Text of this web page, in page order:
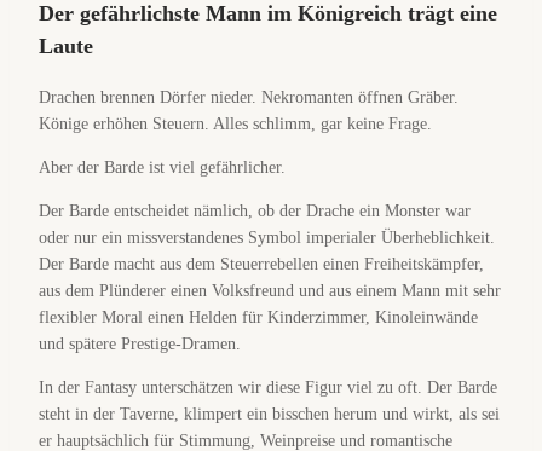
Der gefährlichste Mann im Königreich trägt eine
Laute
Drachen brennen Dörfer nieder. Nekromanten öffnen Gräber.
Könige erhöhen Steuern. Alles schlimm, gar keine Frage.
Aber der Barde ist viel gefährlicher.
Der Barde entscheidet nämlich, ob der Drache ein Monster war
oder nur ein missverstandenes Symbol imperialer Überheblichkeit.
Der Barde macht aus dem Steuerrebellen einen Freiheitskämpfer,
aus dem Plünderer einen Volksfreund und aus einem Mann mit sehr
flexibler Moral einen Helden für Kinderzimmer, Kinoleinwände
und spätere Prestige-Dramen.
In der Fantasy unterschätzen wir diese Figur viel zu oft. Der Barde
steht in der Taverne, klimpert ein bisschen herum und wirkt, als sei
er hauptsächlich für Stimmung, Weinpreise und romantische